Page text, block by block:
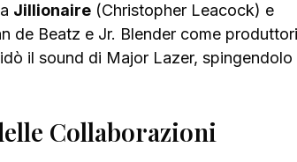
Jillionaire (Christopher Leacock) e
de Beatz e Jr. Blender come produttori
il sound di Major Lazer, spingendolo
Collaborazioni